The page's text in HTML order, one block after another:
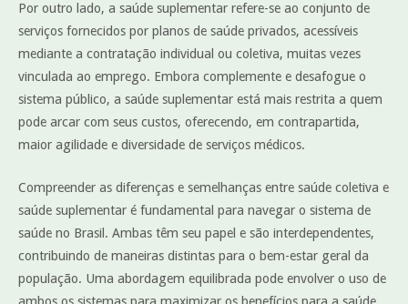
Por outro lado, a saúde suplementar refere-se ao conjunto de
serviços fornecidos por planos de saúde privados, acessíveis
mediante a contratação individual ou coletiva, muitas vezes
vinculada ao emprego. Embora complemente e desafogue o
sistema público, a saúde suplementar está mais restrita a quem
pode arcar com seus custos, oferecendo, em contrapartida,
maior agilidade e diversidade de serviços médicos.
Compreender as diferenças e semelhanças entre saúde coletiva e
saúde suplementar é fundamental para navegar o sistema de
saúde no Brasil. Ambas têm seu papel e são interdependentes,
contribuindo de maneiras distintas para o bem-estar geral da
população. Uma abordagem equilibrada pode envolver o uso de